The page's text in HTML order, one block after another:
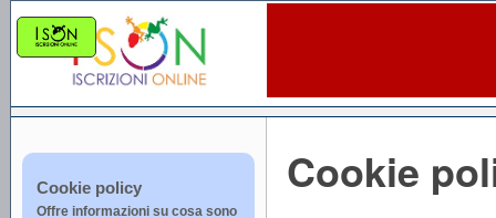
Cookie policy
Offre informazioni su cosa sono
Cookie